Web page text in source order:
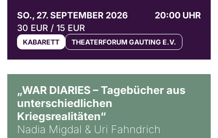
SO., 27. SEPTEMBER 2026
20:00 UHR
30 EUR / 15 EUR
KABARETT THEATERFORUM GAUTING E.V.
„WAR DIARIES – Tagebücher aus
unterschiedlichen
Kriegsrealitäten“
Nadia Migdal & Uri Fahndrich